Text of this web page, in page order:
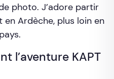
photo. J’adore partir
en Ardèche, plus loin en
l’aventure KAPT